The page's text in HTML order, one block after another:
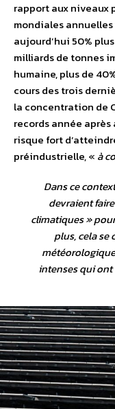
rapport aux niveaux
mondiales annuelles
aujourd’hui 50%
milliards de tonnes
humaine, plus de
cours des trois
la concentration de
records année
risque fort
préindustrielle, « à
Dans ce
devraient
climatiques »
plus, cela se
intenses qui ont